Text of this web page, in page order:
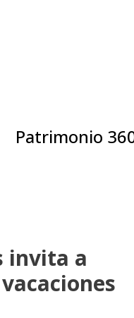
Patrimonio
invita a